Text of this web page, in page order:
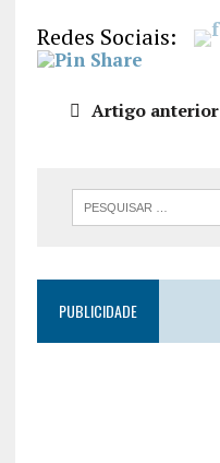
INCORPO
RAR
Redes Sociais:
Artigo anterior
PUBLICIDADE